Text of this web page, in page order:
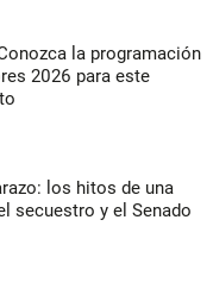
la programación
2026 para este
los hitos de una
secuestro y el Senado